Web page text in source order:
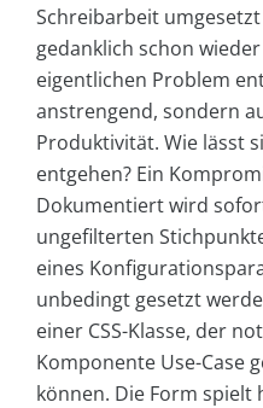
Schreibarbeit
gedanklich schon
eigentlichen Problem
anstrengend, sondern
Produktivität. Wie lässt
entgehen? Ein
Dokumentiert wird
ungefilterten
eines
unbedingt gesetzt
einer CSS-Klasse, der
Komponente Use-Case
können. Die Form spielt